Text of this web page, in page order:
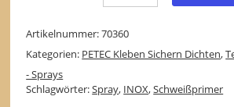
Artikelnummer:70360
Kategorien: PETEC Kleben Sichern Dichten,
- Sprays
Schlagwörter:Spray, INOX,Schweißprimer